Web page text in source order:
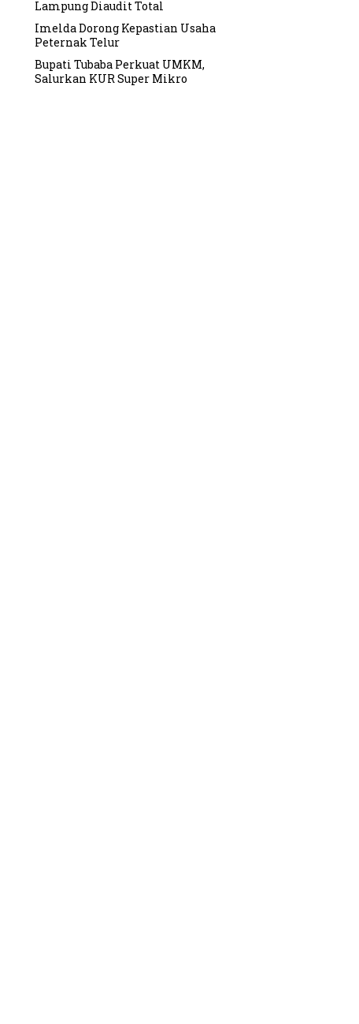
Lampung Diaudit Total
Imelda Dorong Kepastian Usaha
Peternak Telur
Bupati Tubaba Perkuat UMKM,
Salurkan KUR Super Mikro